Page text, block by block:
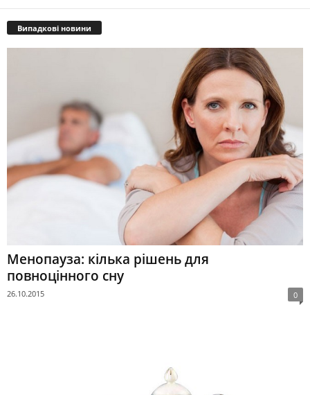
Випадкові новини
Менопауза: кілька рішень для
повноцінного сну
26.10.2015 0